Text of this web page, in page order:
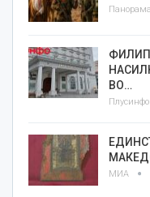
Панорама
ВО…
Плусинфо
МИА